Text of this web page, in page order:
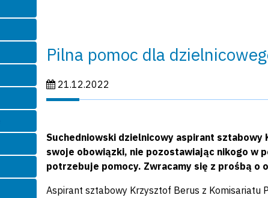
Pilna pomoc dla
Data publikacji:
21.12.2022
Suchedniowski dzielnicowy aspirant sztabowy
swoje obowiązki, nie pozostawiając nikogo w
potrzebuje pomocy. Zwracamy się z prośbą o
Aspirant sztabowy Krzysztof Berus z Komisariatu